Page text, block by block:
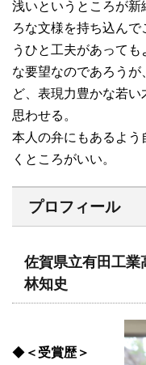
浅いというところが
ろな文様を持ち込ん
うひと工夫があって
な要望なのであろう
ど、表現力豊かな若
思わせる。
本人の弁にもあるよ
くところがいい。
プロフィール
佐賀県立有田工業
林知史
◆ ＜受賞歴＞